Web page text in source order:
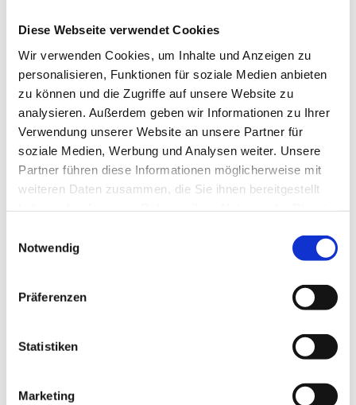
Diese Webseite verwendet Cookies
Wir verwenden Cookies, um Inhalte und Anzeigen zu
personalisieren, Funktionen für soziale Medien anbieten
zu können und die Zugriffe auf unsere Website zu
analysieren. Außerdem geben wir Informationen zu Ihrer
Verwendung unserer Website an unsere Partner für
soziale Medien, Werbung und Analysen weiter. Unsere
Partner führen diese Informationen möglicherweise mit
weiteren Daten zusammen, die Sie ihnen bereitgestellt
Notwendig
Präferenzen
Statistiken
Marketing
*
Durch Klick auf "Abschicken" bestätigen Sie unsere
Hinweise zumDatenschutz.
Abschicken
*Pflichtfelder
Herr Frobeen kann Ihnen eine genaue
Gerne berät Sie Herr Frobeen
info@frobeen.de
Zahlungsmodalitäten aus?